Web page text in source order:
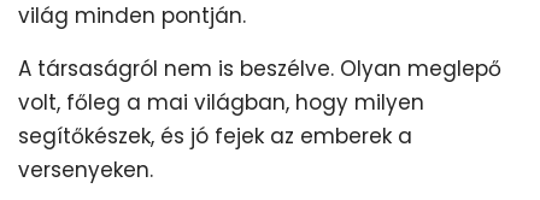
világ minden pontján.
A társaságról nem is beszélve. Olyan meglepő
volt, főleg a mai világban, hogy milyen
segítőkészek, és jó fejek az emberek a
versenyeken.